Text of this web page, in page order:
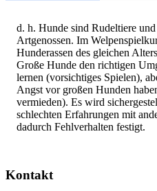
d. h. Hunde sind Rudeltiere
Artgenossen. Im
Hunderassen des gleichen
Große Hunde den richtigen
lernen (vorsichtiges Spielen),
Angst vor großen Hunden
vermieden). Es wird
schlechten Erfahrungen mit
dadurch Fehlverhalten festigt.
Kontakt